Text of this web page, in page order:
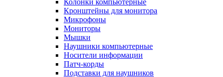
Колонки компьютерные
Кронштейны для монитора
Микрофоны
Мониторы
Мышки
Наушники компьютерные
Носители информации
Патч-корды
Подставки для наушников